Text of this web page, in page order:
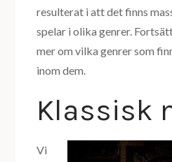
resulterat i att det finns
spelar i olika genrer.
mer om vilka genrer som
inom dem.
Klassisk
Vi